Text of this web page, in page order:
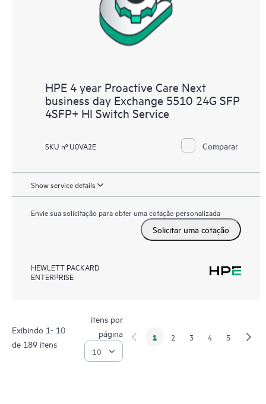
HPE 4 year Proactive Care Next
business day Exchange 5510 24G SFP
4SFP+ HI Switch Service
SKU nº U0VA2E Comparar
Show service details
Envie sua solicitação para obter uma cotação personalizada
Solicitar uma cotação
HEWLETT PACKARD
ENTERPRISE
Exibindo 1- 10
de 189 itens
itens por
página
1 2 3 4 5